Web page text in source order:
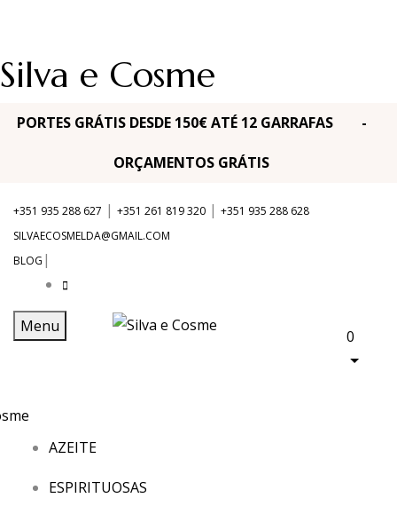
Silva e Cosme
PORTES GRÁTIS DESDE 150€ ATÉ 12 GARRAFAS -
ORÇAMENTOS GRÁTIS
+351 935 288 627 | +351 261 819 320 | +351 935 288 628
SILVAECOSMELDA@GMAIL.COM
BLOG |
Menu
0
AZEITE
ESPIRITUOSAS